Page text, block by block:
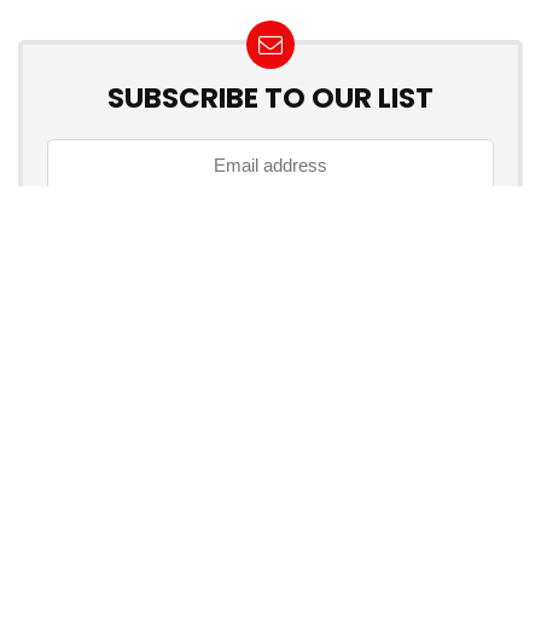
SUBSCRIBE TO OUR LIST